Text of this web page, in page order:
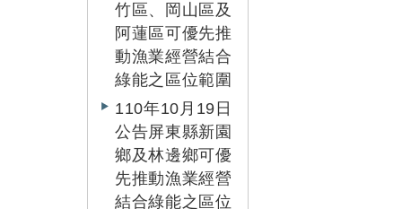
竹區、岡山區及
阿蓮區可優先推
動漁業經營結合
綠能之區位範圍
110年10月19日
公告屏東縣新園
鄉及林邊鄉可優
先推動漁業經營
結合綠能之區位